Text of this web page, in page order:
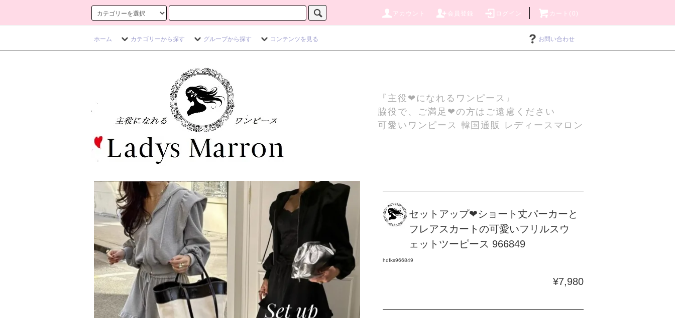
アカウント 会員登録 ログイン カート(0)
ホーム カテゴリーから探す グループから探す コンテンツを見る お問い合わせ
『主役❤になれるワンピース』
脇役で、ご満足❤の方はご遠慮ください
可愛いワンピース 韓国通販 レディースマロン
セットアップ❤ショート丈パーカーと
フレアスカートの可愛いフリルスウ
ェットツーピース 966849
hdfks966849
¥7,980